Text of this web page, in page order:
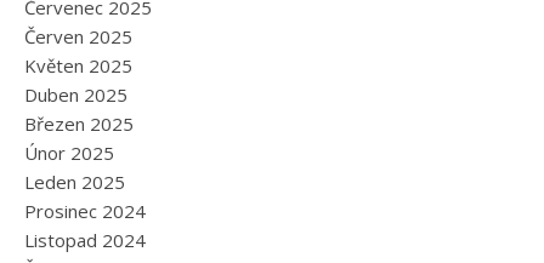
Červenec 2025
Červen 2025
Květen 2025
Duben 2025
Březen 2025
Únor 2025
Leden 2025
Prosinec 2024
Listopad 2024